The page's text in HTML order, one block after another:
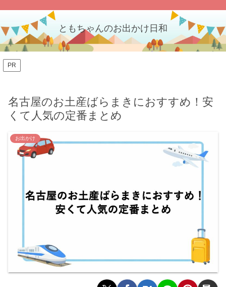
ともちゃんのお出かけ日和
PR
名古屋のお土産ばらまきにおすすめ！安
くて人気の定番まとめ
お出かけ